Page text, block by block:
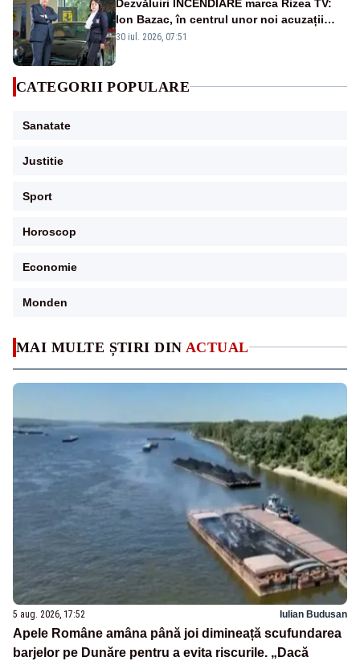
MAI MULTE ȘTIRI DIN ACTUAL
5 aug. 2026, 17:52 Iulian Budusan
Apele Române amâna până joi dimineață scufundarea
barjelor pe Dunăre pentru a evita riscurile. „Dacă
Dezvăluiri INCENDIARE marca Rizea TV:
Ion Bazac, în centrul unor noi acuzații
publice
30 iul. 2026, 07:51
CATEGORII POPULARE
Sanatate
Justitie
Sport
Horoscop
Economie
Monden